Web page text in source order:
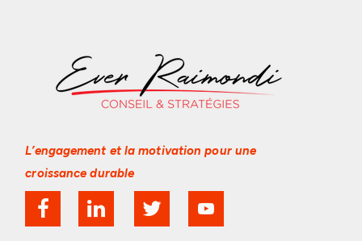
L’engagement et la motivationpour une
croissance durable